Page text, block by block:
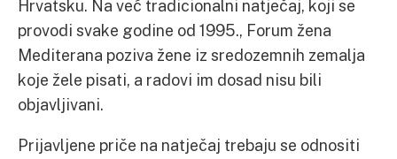
Hrvatsku. Na već tradicionalni natječaj, koji se
provodi svake godine od 1995., Forum žena
Mediterana poziva žene iz sredozemnih zemalja
koje žele pisati, a radovi im dosad nisu bili
objavljivani.
Prijavljene priče na natječaj trebaju se odnositi